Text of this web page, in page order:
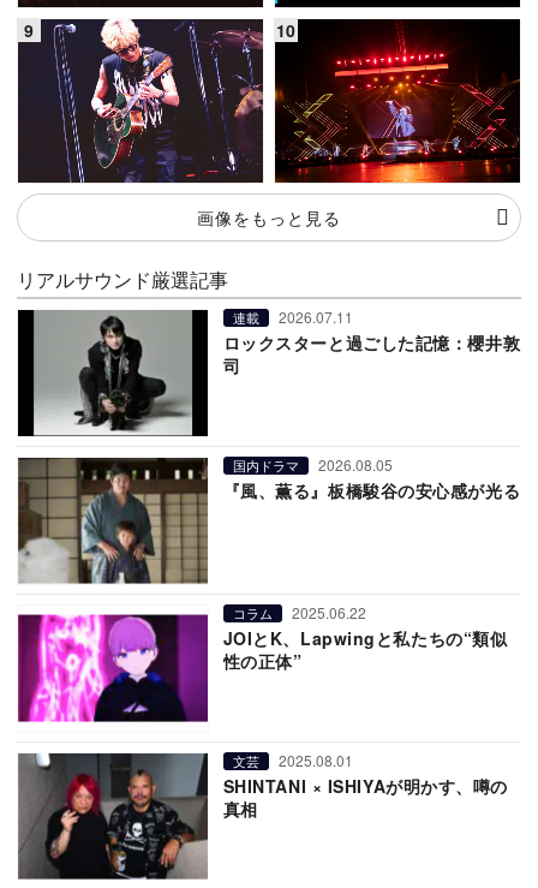
画像をもっと見る
リアルサウンド厳選記事
連載 2026.07.11
ロックスターと過ごした記憶：櫻井敦
司
国内ドラマ 2026.08.05
『風、薫る』板橋駿谷の安心感が光る
コラム 2025.06.22
JOIとK、Lapwingと私たちの“類似
性の正体”
文芸 2025.08.01
SHINTANI × ISHIYAが明かす、噂の
真相